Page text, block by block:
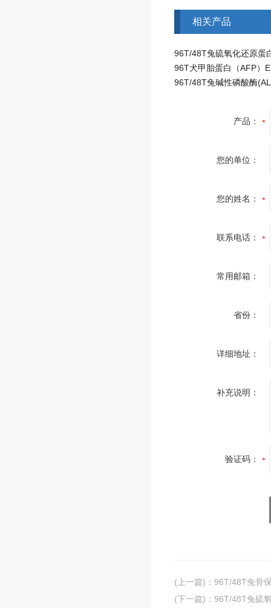
相关产品
产品：
您的单位：
您的姓名：
联系电话：
常用邮箱：
省份：
详细地址：
补充说明：
验证码：
(上一篇) ： 96T/48T兔骨
(下一篇) ： 96T/48T兔硫